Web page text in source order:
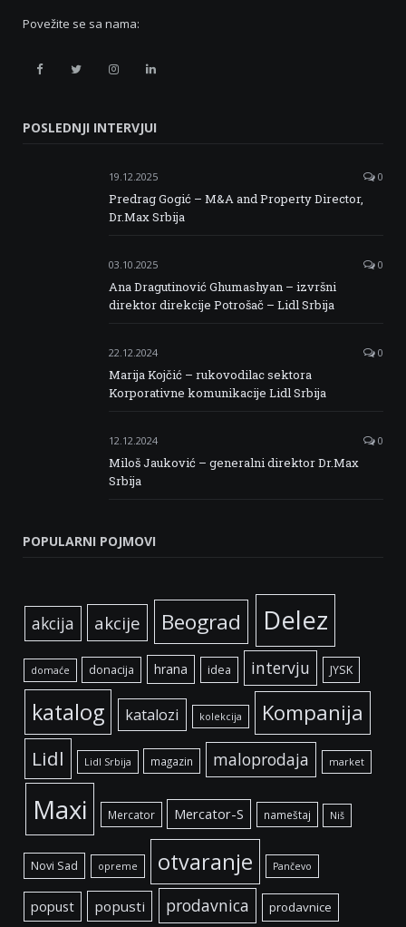
Povežite se sa nama:
Retail
Facebook
Retail
Twitter
Retail
Instagram
Retail
Linkedin
POSLEDNJI INTERVJUI
19.12.2025 0
Predrag Gogić – M&A and Property Director,
Dr.Max Srbija
03.10.2025 0
Ana Dragutinović Ghumashyan – izvršni
direktor direkcije Potrošač – Lidl Srbija
22.12.2024 0
Marija Kojčić – rukovodilac sektora
Korporativne komunikacije Lidl Srbija
12.12.2024 0
Miloš Jauković – generalni direktor Dr.Max
Srbija
POPULARNI POJMOVI
akcija akcije Beograd Delez
domaće donacija hrana idea intervju JYSK
katalog katalozi kolekcija Kompanija
Lidl Lidl Srbija magazin maloprodaja market
Maxi Mercator Mercator-S nameštaj Niš
Novi Sad opreme otvaranje Pančevo
popust popusti prodavnica prodavnice